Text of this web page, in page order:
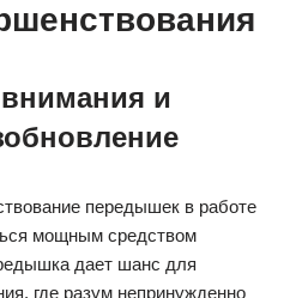
и
передышек в работе
мощным средством
дает шанс для
где разум непринужденно